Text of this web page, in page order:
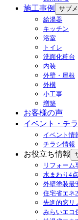
施工事例
サブ
給湯器
キッチン
浴室
トイレ
洗面化粧台
内装
外壁・屋根
外構
小工事
増築
お客様の声
イベント・チ
イベント情
チラシ情報
お役立ち情報
リフォーム
水まわり4
外壁塗装最
住宅省エネ
先進的窓リ
みらいエコ